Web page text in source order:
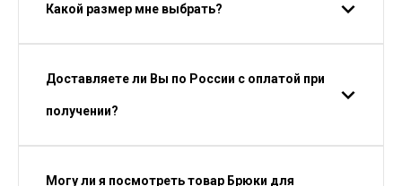
Какой размер мне выбрать?
Доставляете ли Вы по России с оплатой при
получении?
Могу ли я посмотреть товар Брюки для